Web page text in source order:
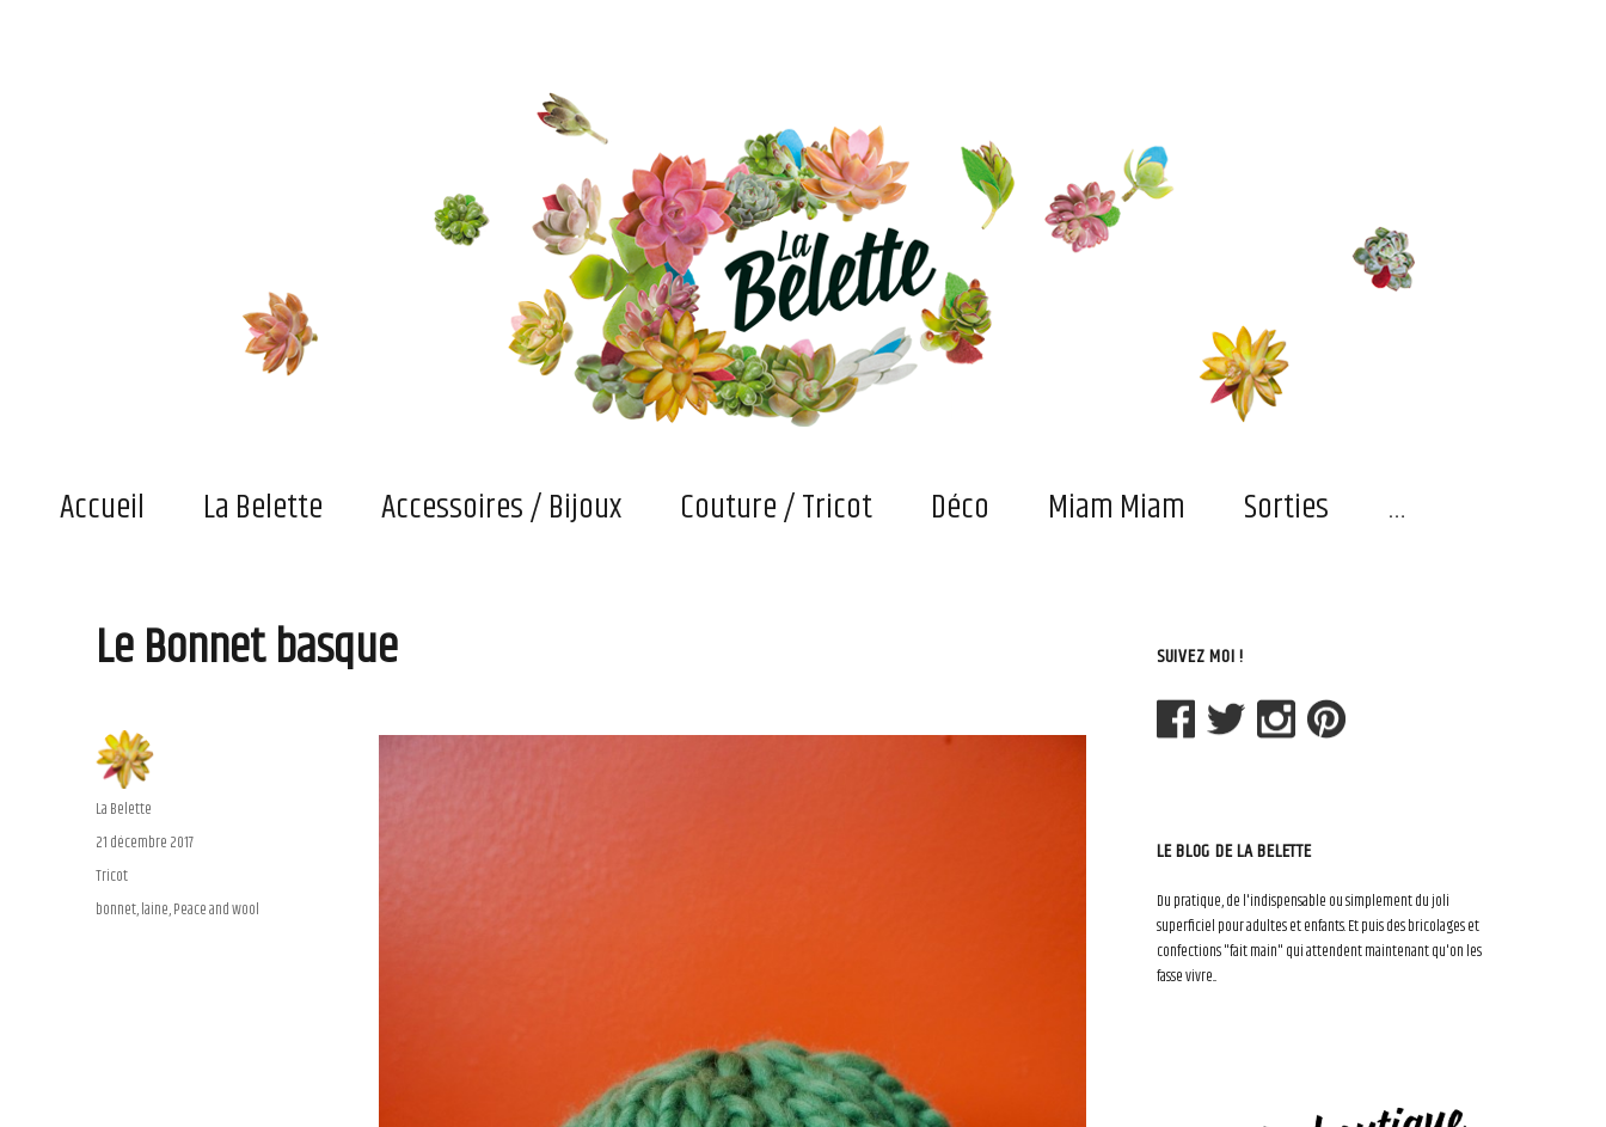
Du pratique, de l'indispensable ou simplement du joli superficiel pour adultes et enfants. Et puis des bricolages et confections "fait main" qui attendent maintenant qu'on les fasse vivre…
Accueil La Belette Accessoires / Bijoux Couture / Tricot Déco Miam Miam Sorties …
Le Bonnet basque
Auteur
La Belette
Publié
le
21 décembre 2017
Catégories
Tricot
Étiquettes
bonnet,laine,Peace and wool
SUIVEZ MOI !
LE BLOG DE LA BELETTE
Du pratique, de l'indispensable ou simplement du joli
superficiel pour adultes et enfants. Et puis des bricolages et
confections "fait main" qui attendent maintenant qu'on les
fasse vivre...